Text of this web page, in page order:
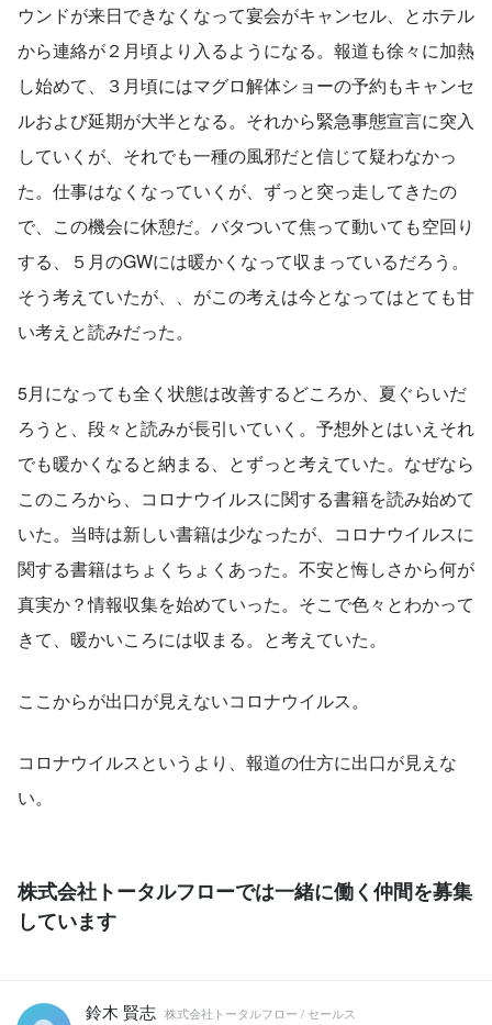
ウンドが来日できなくなって宴会がキャンセル、とホテル
から連絡が２月頃より入るようになる。報道も徐々に加熱
し始めて、３月頃にはマグロ解体ショーの予約もキャンセ
ルおよび延期が大半となる。それから緊急事態宣言に突入
していくが、それでも一種の風邪だと信じて疑わなかっ
た。仕事はなくなっていくが、ずっと突っ走してきたの
で、この機会に休憩だ。バタついて焦って動いても空回り
する、５月のGWには暖かくなって収まっているだろう。
そう考えていたが、、がこの考えは今となってはとても甘
い考えと読みだった。
5月になっても全く状態は改善するどころか、夏ぐらいだ
ろうと、段々と読みが長引いていく。予想外とはいえそれ
でも暖かくなると納まる、とずっと考えていた。なぜなら
このころから、コロナウイルスに関する書籍を読み始めて
いた。当時は新しい書籍は少なったが、コロナウイルスに
関する書籍はちょくちょくあった。不安と悔しさから何が
真実か？情報収集を始めていった。そこで色々とわかって
きて、暖かいころには収まる。と考えていた。
ここからが出口が見えないコロナウイルス。
コロナウイルスというより、報道の仕方に出口が見えな
い。
株式会社トータルフローでは一緒に働く仲間を募集
しています
鈴木 賢志 株式会社トータルフロー / セールス